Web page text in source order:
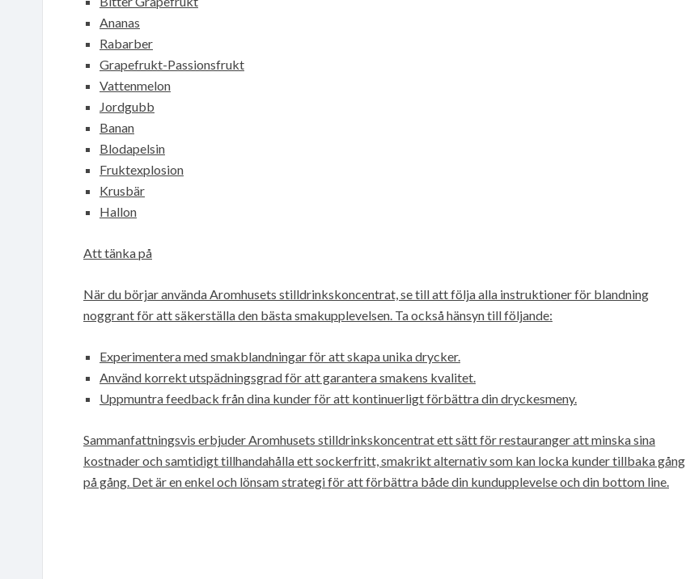
Ananas
Rabarber
Grapefrukt-Passionsfrukt
Vattenmelon
Jordgubb
Banan
Blodapelsin
Fruktexplosion
Krusbär
Hallon
Att tänka på
När du börjar använda Aromhusets stilldrinkskoncentrat, se till att följa alla instruktioner för blandning
noggrant för att säkerställa den bästa smakupplevelsen. Ta också hänsyn till följande:
Experimentera med smakblandningar för att skapa unika drycker.
Använd korrekt utspädningsgrad för att garantera smakens kvalitet.
Uppmuntra feedback från dina kunder för att kontinuerligt förbättra din dryckesmeny.
Sammanfattningsvis erbjuder Aromhusets stilldrinkskoncentrat ett sätt för restauranger att minska sina
kostnader och samtidigt tillhandahålla ett sockerfritt, smakrikt alternativ som kan locka kunder tillbaka gång
på gång. Det är en enkel och lönsam strategi för att förbättra både din kundupplevelse och din bottom line.